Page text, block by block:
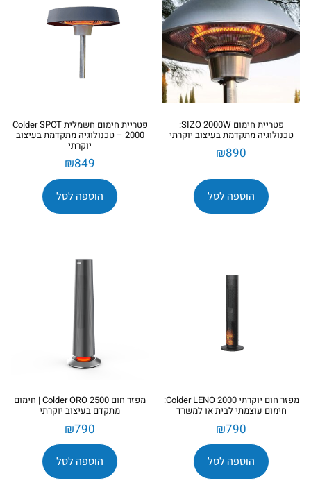
פטריית חימום SIZO 2000W:
טכנולוגיה מתקדמת בעיצוב יוקרתי
₪890
הוספה לסל
פטריית חימום חשמלית Colder SPOT
2000 – טכנולוגיה מתקדמת בעיצוב
יוקרתי
₪849
הוספה לסל
מפזר חום יוקרתי Colder LENO 2000:
חימום עוצמתי לבית או למשרד
₪790
הוספה לסל
מפזר חום Colder ORO 2500 | חימום
מתקדם בעיצוב יוקרתי
₪790
הוספה לסל